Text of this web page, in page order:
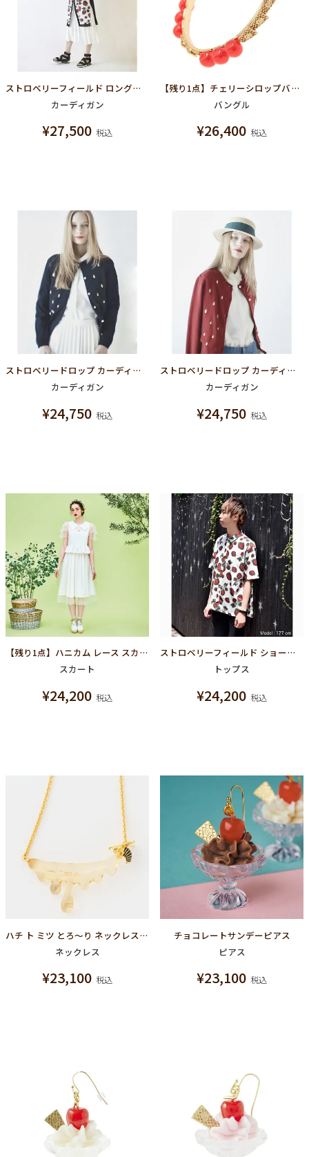
ストロベリーフィールド ロングカーディガン(ブラック)
カーディガン
¥27,500 税込
【残り1点】チェリーシロップバングル
バングル
¥26,400 税込
ストロベリードロップ カーディガン(ブラック)
カーディガン
¥24,750 税込
ストロベリードロップ カーディガン(レッド)
カーディガン
¥24,750 税込
【残り1点】ハニカム レース スカート / ホワイト
スカート
¥24,200 税込
ストロベリーフィールド ショートスリーブシャツ
トップス
¥24,200 税込
ハチ ト ミツ とろ～り ネックレス【スペシャルパッケージつき】
ネックレス
¥23,100 税込
チョコレートサンデーピアス
ピアス
¥23,100 税込